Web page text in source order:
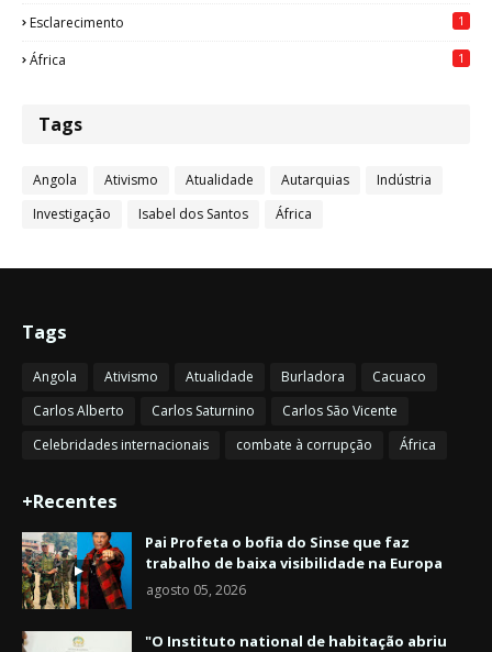
Esclarecimento 1
África 1
Tags
Angola Ativismo Atualidade Autarquias
Indústria
Investigação
Isabel dos Santos África
Tags
Angola Ativismo Atualidade Burladora
Cacuaco
Carlos Alberto
Carlos Saturnino
Carlos São Vicente
Celebridades internacionais
combate à corrupção África
+Recentes
Pai Profeta o bofia do Sinse que faz
trabalho de baixa visibilidade na Europa
agosto 05, 2026
"O Instituto national de habitação abriu